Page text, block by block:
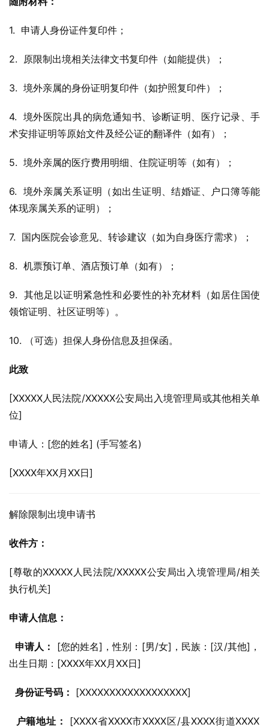
1.  申请人身份证件复印件；
2.  原限制出境相关法律文书复印件（如能提供）；
3.  境外亲属的身份证明复印件（如护照复印件）；
4.  境外医院出具的病危通知书、诊断证明、医疗记录、手
术安排证明等原始文件及经公证的翻译件（如有）；
5.  境外亲属的医疗费用明细、住院证明等（如有）；
6.  境外亲属关系证明（如出生证明、结婚证、户口簿等能
体现亲属关系的证明）；
7.  国内医院会诊意见、转诊建议（如为自身医疗需求）；
8.  机票预订单、酒店预订单（如有）；
9.  其他足以证明紧急性和必要性的补充材料（如居住国使
领馆证明、社区证明等）。
10. （可选）担保人身份信息及担保函。
此致
[XXXXX人民法院/XXXXX公安局出入境管理局或其他相关单
位]
申请人：[您的姓名] (手写签名)
[XXXX年XX月XX日]
解除限制出境申请书
收件方：
[尊敬的XXXXX人民法院/XXXXX公安局出入境管理局/相关
执行机关]
申请人信息：
申请人：
[您的姓名]，性别：[男/女]，民族：[汉/其他]，
出生日期：[XXXX年XX月XX日]
身份证号码： [XXXXXXXXXXXXXXXXXX]
户籍地址：
[XXXX省XXXX市XXXX区/县XXXX街道XXXX